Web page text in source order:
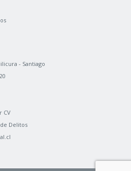
- Santiago
CV
Delitos